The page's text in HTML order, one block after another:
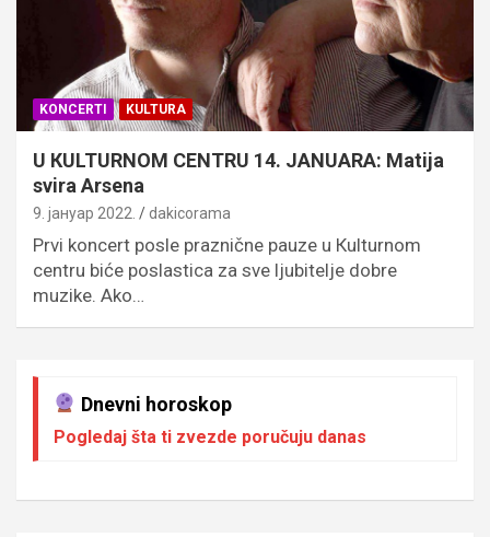
KONCERTI KULTURA
U КULTURNOM CENTRU 14. JANUARA: Matija
svira Arsena
9. јануар 2022. dakicorama
Prvi koncert posle praznične pauze u Кulturnom
centru biće poslastica za sve ljubitelje dobre
muzike. Ako…
Dnevni horoskop
Pogledaj šta ti zvezde poručuju danas